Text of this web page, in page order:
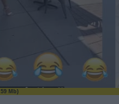
Mb)